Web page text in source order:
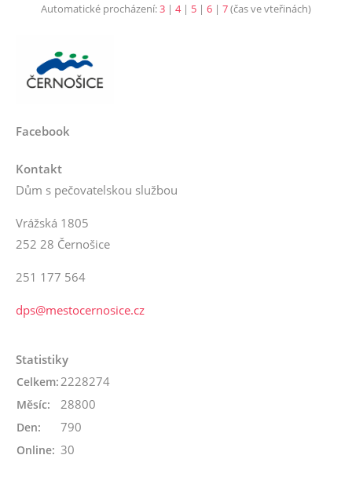
Automatické procházení:3 | 4| 5 | 6 | 7(čas ve vteřinách)
Facebook
Kontakt
Dům s pečovatelskou službou
Vrážská 1805
252 28 Černošice
251 177 564
dps@mestocernosice.cz
Statistiky
Online: 30
Celkem: 2228274
Měsíc: 28800
Den: 790